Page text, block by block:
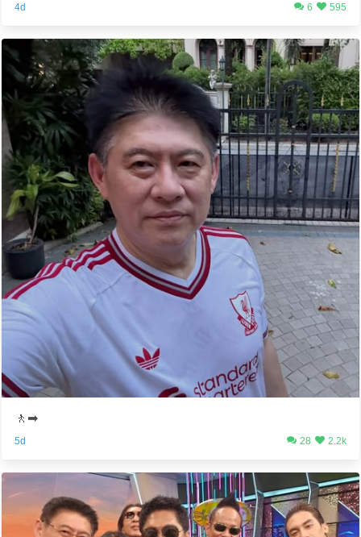
4d 6 595
🚶‍➡️
5d 28 2.2k